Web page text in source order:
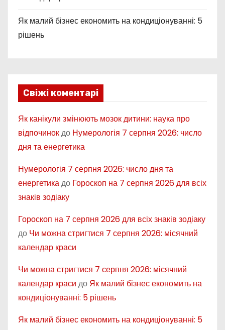
Як малий бізнес економить на кондиціонуванні: 5
рішень
Свіжі коментарі
Як канікули змінюють мозок дитини: наука про
відпочинокдо Нумерологія 7 серпня 2026: число
дня та енергетика
Нумерологія 7 серпня 2026: число дня та
енергетикадо Гороскоп на 7 серпня 2026 для всіх
знаків зодіаку
Гороскоп на 7 серпня 2026 для всіх знаків зодіаку
до Чи можна стригтися 7 серпня 2026: місячний
календар краси
Чи можна стригтися 7 серпня 2026: місячний
календар краси до Як малий бізнес економить на
кондиціонуванні: 5 рішень
Як малий бізнес економить на кондиціонуванні: 5